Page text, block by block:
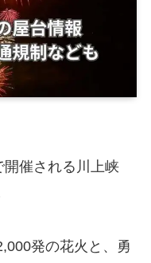
催される川上峡
発の花火と、勇